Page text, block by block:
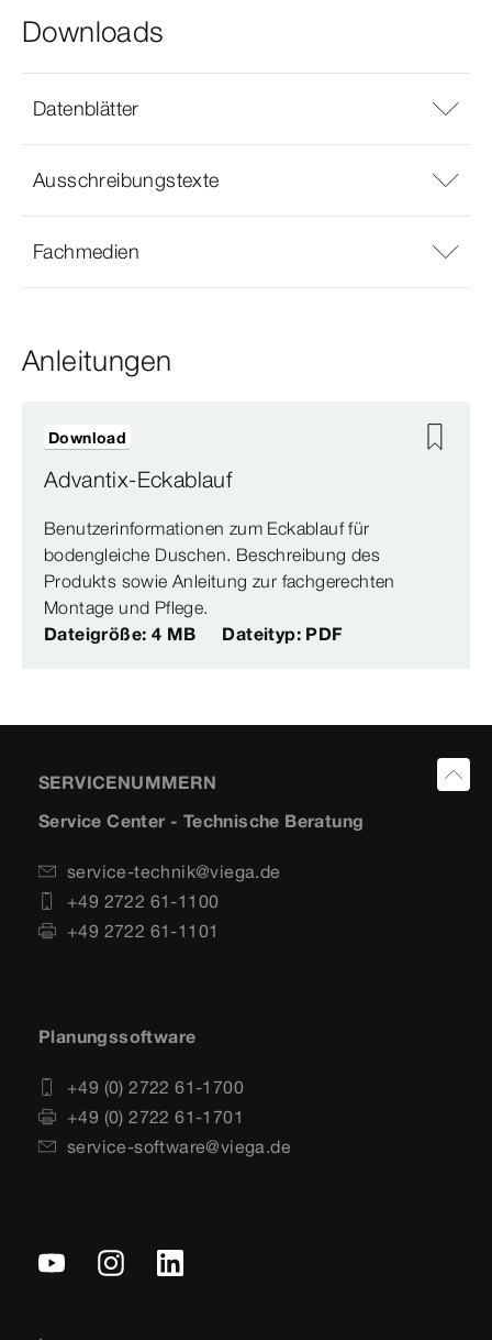
Downloads
Datenblätter
Ausschreibungstexte
Fachmedien
Anleitungen
Advantix-Eckablauf
Benutzerinformationen zum Eckablauf für
bodengleiche Duschen. Beschreibung des
Produkts sowie Anleitung zur fachgerechten
Montage und Pflege.
Dateigröße: 4 MB
Dateityp: PDF
Download
SERVICENUMMERN
Service Center - Technische Beratung
service-technik@viega.de
+49 2722 61-1100
+49 2722 61-1101
Planungssoftware
+49 (0) 2722 61-1700
+49 (0) 2722 61-1701
service-software@viega.de